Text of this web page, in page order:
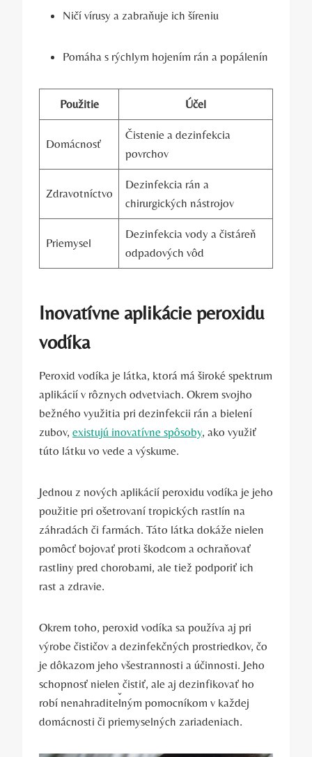
Ničí vírusy a zabraňuje ich šíreniu
Pomáha s rýchlym hojením rán a popálenín
Použitie Účel
Domácnosť
Čistenie a dezinfekcia
povrchov
Zdravotníctvo
Dezinfekcia rán a
chirurgických nástrojov
Priemysel
Dezinfekcia vody a čistáreň
odpadových vôd
Inovatívne aplikácie peroxidu
vodíka
Peroxid vodíka je látka, ktorá má široké spektrum
aplikácií v rôznych odvetviach. Okrem svojho
bežného využitia pri dezinfekcii rán a bielení
zubov, existujú inovatívne spôsoby, ako využiť
túto látku vo vede a výskume.
Jednou z nových aplikácií peroxidu vodíka je jeho
použitie pri ošetrovaní tropických rastlín na
záhradách či farmách. Táto látka dokáže nielen
pomôcť bojovať proti škodcom a ochraňovať
rastliny pred chorobami, ale tiež podporiť ich
rast a zdravie.
Okrem toho, peroxid vodíka sa používa aj pri
výrobe čističov a dezinfekčných prostriedkov, čo
je dôkazom jeho všestrannosti a účinnosti. Jeho
schopnosť nielen čistiť, ale aj dezinfikovať ho
robí nenahraditeľným pomocníkom v každej
domácnosti či priemyselných zariadeniach.